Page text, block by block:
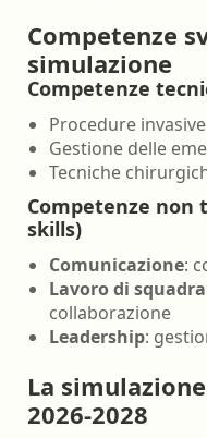
Competenze
simulazione
Competenze
Procedure
Gestione delle
Tecniche
Competenze non
skills)
Comunicazione:
Lavoro di squadra
collaborazione
Leadership:
La
2026-2028